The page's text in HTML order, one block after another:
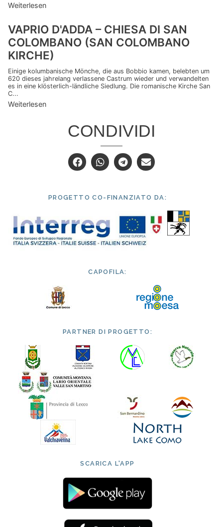
Weiterlesen
VAPRIO D'ADDA – CHIESA DI SAN
COLOMBANO (SAN COLOMBANO
KIRCHE)
Einige kolumbanische Mönche, die aus Bobbio kamen, belebten um
620 dieses jahrelang verlassene Castrum wieder und verwandelten
es in eine klösterlich-ländliche Siedlung. Die romanische Kirche San
C...
Weiterlesen
CONDIVIDI
PROGETTO CO-FINANZIATO DA:
CAPOFILA:
PARTNER DI PROGETTO:
SCARICA L'APP